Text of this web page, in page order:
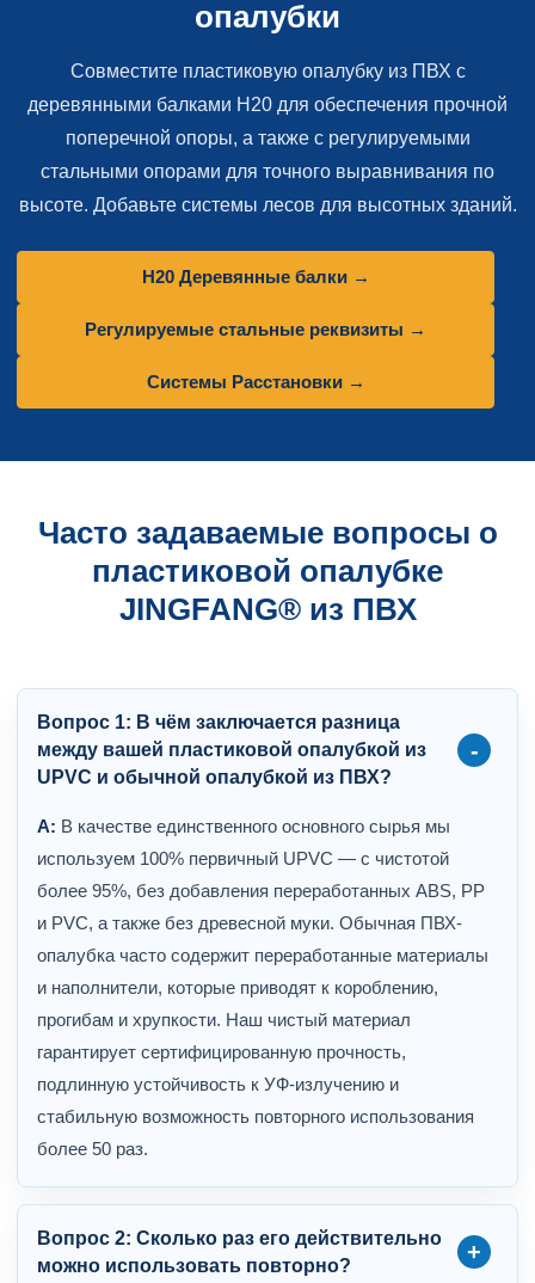
опалубки
Совместите пластиковую опалубку из ПВХ с
деревянными балками H20 для обеспечения прочной
поперечной опоры, а также с регулируемыми
стальными опорами для точного выравнивания по
высоте. Добавьте системы лесов для высотных зданий.
H20 Деревянные балки →
Регулируемые стальные реквизиты →
Системы Расстановки →
Часто задаваемые вопросы о
пластиковой опалубке
JINGFANG® из ПВХ
Вопрос 1: В чём заключается разница
между вашей пластиковой опалубкой из
UPVC и обычной опалубкой из ПВХ?
А: В качестве единственного основного сырья мы
используем 100% первичный UPVC — с чистотой
более 95%, без добавления переработанных ABS, PP
и PVC, а также без древесной муки. Обычная ПВХ-
опалубка часто содержит переработанные материалы
и наполнители, которые приводят к короблению,
прогибам и хрупкости. Наш чистый материал
гарантирует сертифицированную прочность,
подлинную устойчивость к УФ-излучению и
стабильную возможность повторного использования
более 50 раз.
Вопрос 2: Сколько раз его действительно
можно использовать повторно?